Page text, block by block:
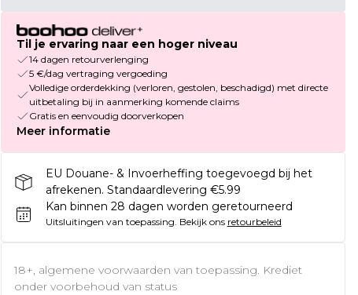
Til je ervaring naar een hoger niveau
14 dagen retourverlenging
5 €/dag vertraging vergoeding
Volledige orderdekking (verloren, gestolen, beschadigd) met directe
uitbetaling bij in aanmerking komende claims
Gratis en eenvoudig doorverkopen
Meer informatie
EU Douane- & Invoerheffing toegevoegd bij het
afrekenen. Standaardlevering €5.99
Kan binnen 28 dagen worden geretourneerd
Uitsluitingen van toepassing. Bekijk ons retourbeleid
18+, algemene voorwaarden van toepassing. Krediet
onder voorbehoud van status